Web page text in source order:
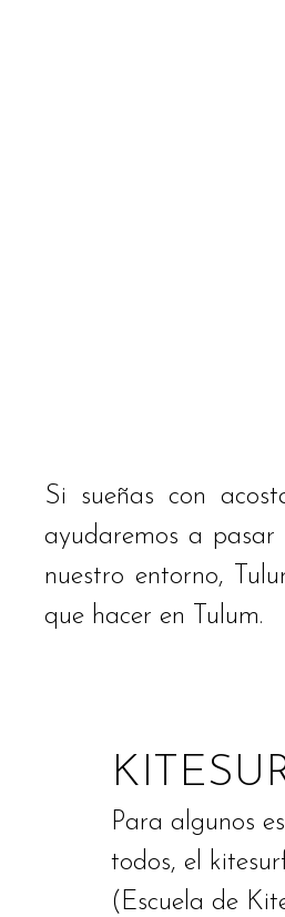
Si sueñas con
ayudaremos a pasar
nuestro entorno,
que hacer en Tulum.
Para algunos
todos, el
(Escuela de